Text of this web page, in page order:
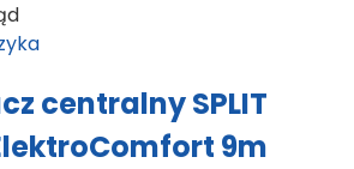
centralny SPLIT
9m